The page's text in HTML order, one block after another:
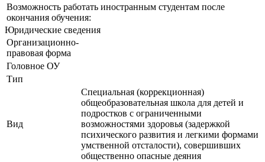
Возможность работать иностранным студентам после
окончания обучения:
Юридические сведения
Организационно-
правовая форма
Головное ОУ
Тип
Вид
Специальная (коррекционная)
общеобразовательная школа для детей и
подростков с ограниченными
возможностями здоровья (задержкой
психического развития и легкими формами
умственной отсталости), совершивших
общественно опасные деяния